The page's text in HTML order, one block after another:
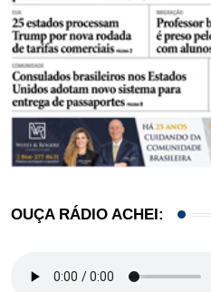
OUÇA RÁDIO ACHEI: